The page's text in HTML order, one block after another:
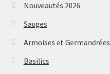
Nouveautés 2026
Sauges
Armoises et Germandrées
Basilics